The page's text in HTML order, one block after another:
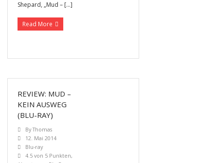
Shepard, „Mud – […]
Read More
REVIEW: MUD –
KEIN AUSWEG
(BLU-RAY)
ByThomas
12. Mai 2014
Blu-ray
4.5 von 5 Punkten,